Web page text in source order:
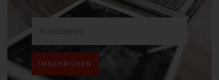
INSCHRIJVEN